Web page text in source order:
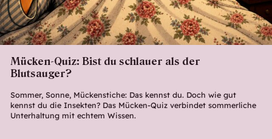
Mücken-Quiz: Bist du schlauer als der
Blutsauger?
Sommer, Sonne, Mückenstiche: Das kennst du. Doch wie gut
kennst du die Insekten? Das Mücken-Quiz verbindet sommerliche
Unterhaltung mit echtem Wissen.